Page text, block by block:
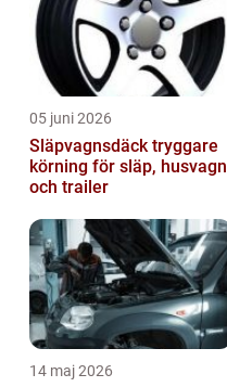
05 juni 2026
Släpvagnsdäck tryggare
körning för släp, husvagn
och trailer
14 maj 2026